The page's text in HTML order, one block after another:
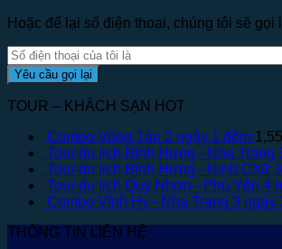
Hoặc để lại số điện thoại, chúng tôi sẽ gọi
TOUR – KHÁCH SẠN HOT
Combo Vũng Tàu 2 ngày 1 đêm
Tour du lịch Bình Hưng - Nha Trang
Tour du lịch Bình Hưng - Ninh Chữ
Tour du lịch Quy Nhơn - Phú Yên 4
Combo Vĩnh Hy - Nha Trang 3
THÔNG TIN LIÊN HỆ